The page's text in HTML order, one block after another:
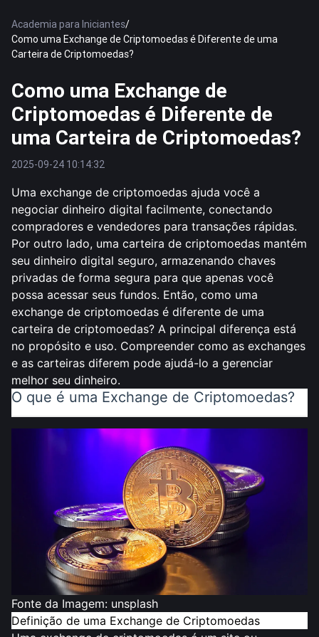
Academia para Iniciantes/
Como uma Exchange de Criptomoedas é Diferente de uma
Carteira de Criptomoedas?
Como uma Exchange de
Criptomoedas é Diferente de
uma Carteira de Criptomoedas?
2025-09-24 10:14:32
Uma exchange de criptomoedas ajuda você a
negociar dinheiro digital facilmente, conectando
compradores e vendedores para transações rápidas.
Por outro lado, uma carteira de criptomoedas mantém
seu dinheiro digital seguro, armazenando chaves
privadas de forma segura para que apenas você
possa acessar seus fundos. Então, como uma
exchange de criptomoedas é diferente de uma
carteira de criptomoedas? A principal diferença está
no propósito e uso. Compreender como as exchanges
e as carteiras diferem pode ajudá-lo a gerenciar
melhor seu dinheiro.
O que é uma Exchange de Criptomoedas?
Fonte da Imagem: unsplash
Definição de uma Exchange de Criptomoedas